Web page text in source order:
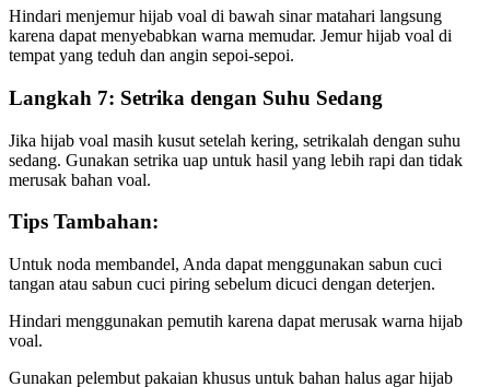
Hindari menjemur hijab voal di bawah sinar matahari langsung
karena dapat menyebabkan warna memudar. Jemur hijab voal di
tempat yang teduh dan angin sepoi-sepoi.
Langkah 7: Setrika dengan Suhu Sedang
Jika hijab voal masih kusut setelah kering, setrikalah dengan suhu
sedang. Gunakan setrika uap untuk hasil yang lebih rapi dan tidak
merusak bahan voal.
Tips Tambahan:
Untuk noda membandel, Anda dapat menggunakan sabun cuci
tangan atau sabun cuci piring sebelum dicuci dengan deterjen.
Hindari menggunakan pemutih karena dapat merusak warna hijab
voal.
Gunakan pelembut pakaian khusus untuk bahan halus agar hijab